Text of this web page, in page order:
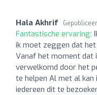
Hala Akhrif
Fantastische ervaring:
ik moet zeggen dat
Vanaf het moment dat
verwelkomd door het
te helpen Al met al kan
iedereen dit te